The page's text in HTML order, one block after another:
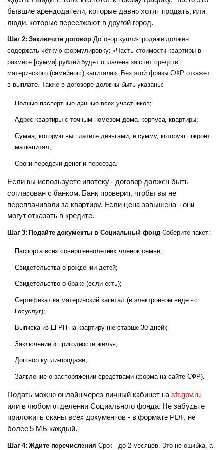
бывшие арендодатели, которые давно хотят продать, или
люди, которые переезжают в другой город.
Шаг 2: Заключите договор Договор купли-продажи должен
содержать чёткую формулировку: «Часть стоимости квартиры в
размере [сумма] рублей будет оплачена за счёт средств
материнского (семейного) капитала». Без этой фразы СФР откажет
в выплате. Также в договоре должны быть указаны:
Полные паспортные данные всех участников;
Адрес квартиры с точным номером дома, корпуса, квартиры;
Сумма, которую вы платите деньгами, и сумму, которую покроет
маткапитал;
Сроки передачи денег и переезда.
Если вы используете ипотеку - договор должен быть
согласован с банком. Банк проверит, чтобы вы не
переплачивали за квартиру. Если цена завышена - они
могут отказать в кредите.
Шаг 3: Подайте документы в Социальный фонд Соберите пакет:
Паспорта всех совершеннолетних членов семьи;
Свидетельства о рождении детей;
Свидетельство о браке (если есть);
Сертификат на материнский капитал (в электронном виде - с
Госуслуг);
Выписка из ЕГРН на квартиру (не старше 30 дней);
Заключение о пригодности жилья;
Договор купли-продажи;
Заявление о распоряжении средствами (форма на сайте СФР).
Подать можно онлайн через личный кабинет наsfr.gov.ru
или в любом отделении Социального фонда. Не забудьте
приложить сканы всех документов - в формате PDF, не
более 5 МБ каждый.
Шаг 4: Ждите перечисления Срок - до 2 месяцев. Это не ошибка, а